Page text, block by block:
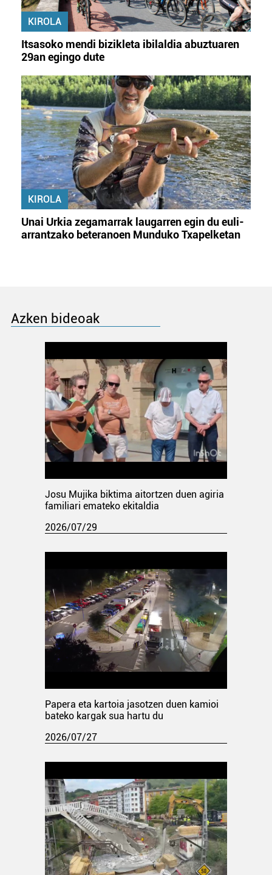
KIROLA
Itsasoko mendi bizikleta ibilaldia abuztuaren
29an egingo dute
KIROLA
Unai Urkia zegamarrak laugarren egin du euli-
arrantzako beteranoen Munduko Txapelketan
Azken bideoak
Josu Mujika biktima aitortzen duen agiria
familiari emateko ekitaldia
2026/07/29
Papera eta kartoia jasotzen duen kamioi
bateko kargak sua hartu du
2026/07/27